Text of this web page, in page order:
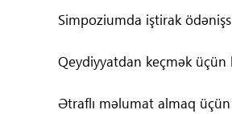
Simpoziumda iştirak
Qeydiyyatdan keçmək üçün
Ətraflı məlumat almaq